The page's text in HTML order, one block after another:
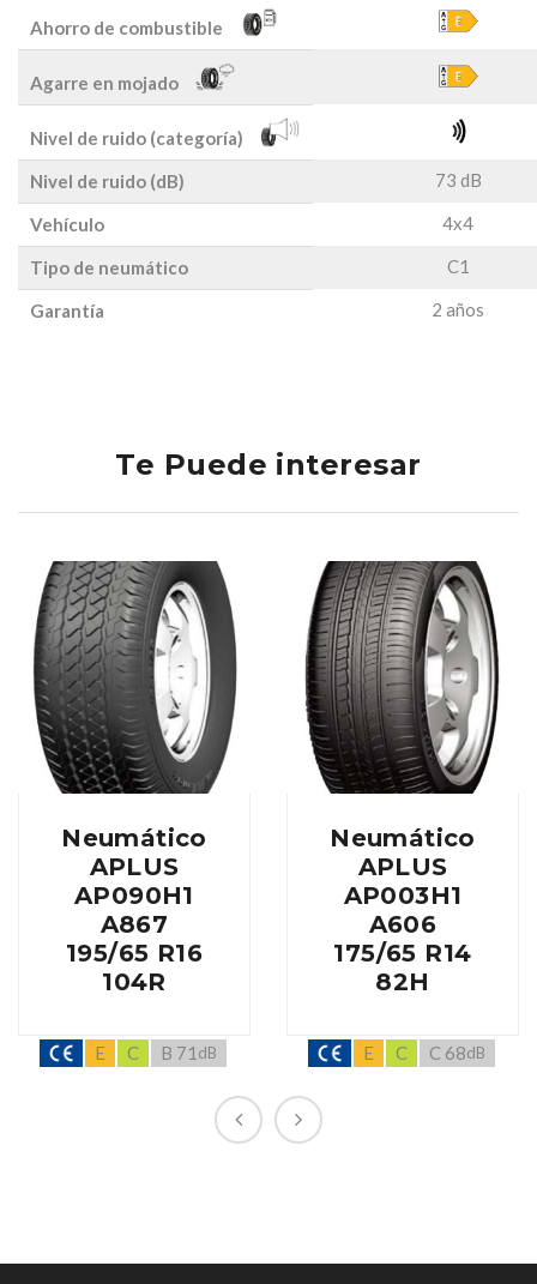
Ahorro de combustible
Agarre en mojado
Nivel de ruido (categoría)
Nivel de ruido (dB)
73 dB
Vehículo 4x4
Tipo de neumático C1
Garantía 2 años
Te Puede interesar
Neumático
APLUS
AP090H1
A867
195/65 R16
104R
E C B 71 dB
Neumático
APLUS
AP003H1
A606
175/65 R14
82H
E C C 68dB